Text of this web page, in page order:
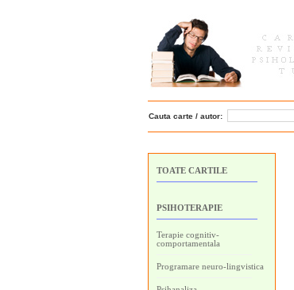
Cauta carte / autor:
TOATE CARTILE
PSIHOTERAPIE
Terapie cognitiv-
comportamentala
Programare neuro-lingvistica